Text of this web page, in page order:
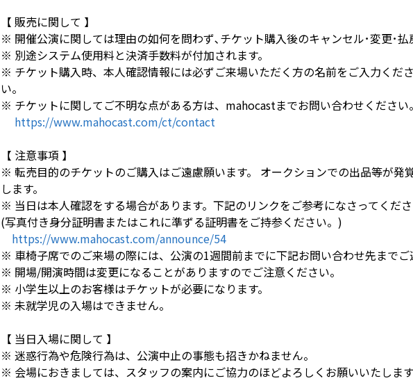
【 販売に関して 】
※ 開催公演に関しては理由の如何を問わず､チケット購入後のキャンセル･変更･
※ 別途システム使用料と決済手数料が付加されます。
※ チケット購入時、本人確認情報には必ずご来場いただく方の名前をご入力くだ
い。
※ チケットに関してご不明な点がある方は、mahocastまでお問い合わせください。
https://www.mahocast.com/ct/contact
【 注意事項 】
※ 転売目的のチケットのご購入はご遠慮願います。 オークションでの出品等が
します。
※ 当日は本人確認をする場合があります。下記のリンクをご参考になさってくださ
(写真付き身分証明書またはこれに準ずる証明書をご持参ください。)
https://www.mahocast.com/announce/54
※ 車椅子席でのご来場の際には、公演の1週間前までに下記お問い合わせ先までご
※ 開場/開演時間は変更になることがありますのでご注意ください。
※ 小学生以上のお客様はチケットが必要になります。
※ 未就学児の入場はできません。
【 当日入場に関して 】
※ 迷惑行為や危険行為は、公演中止の事態も招きかねません。
※ 会場におきましては、スタッフの案内にご協力のほどよろしくお願いいたします